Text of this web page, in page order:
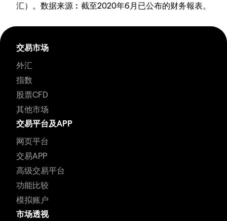
汇）。数据来源︰截至2020年6月已公布的财务報表。
交易市场
外汇
指数
股票CFD
其他市场
交易平台及APP
网页平台
交易APP
高级交易平台
功能比较
模拟账户
市场透视